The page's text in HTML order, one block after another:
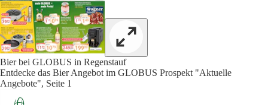
Bier bei GLOBUS in Regenstauf
Entdecke das Bier Angebot im GLOBUS Prospekt "Aktuelle
Angebote", Seite 1